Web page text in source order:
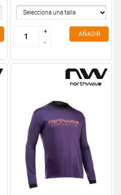
+
-
+
-
AÑADIR